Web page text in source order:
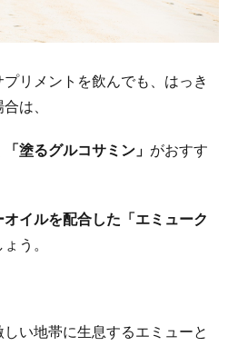
リメントを飲んでも、はっき
は、
「塗るグルコサミン」 がおすす
イルを配合した「エミューク
う。
い地帯に生息するエミューと